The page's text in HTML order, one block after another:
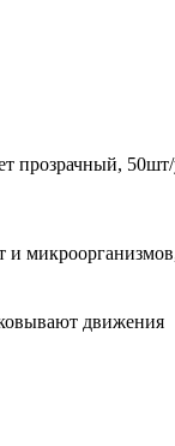
прозрачный,
движения